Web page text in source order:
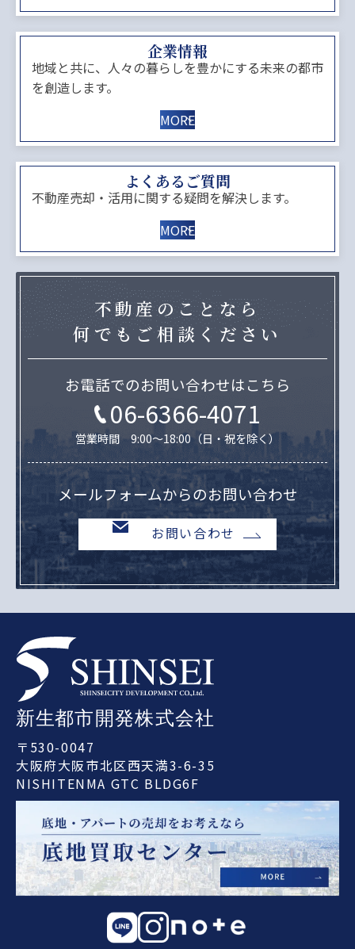
企業情報
地域と共に、人々の暮らしを豊かにする未来の都市
を創造します。
MORE
よくあるご質問
不動産売却・活用に関する疑問を解決します。
MORE
不動産のことなら
何でもご相談ください
お電話でのお問い合わせはこちら
06-6366-4071
営業時間 9:00～18:00（日・祝を除く）
メールフォームからのお問い合わせ
お問い合わせ
〒530-0047
大阪府大阪市北区西天満3-6-35
NISHITENMA GTC BLDG6F